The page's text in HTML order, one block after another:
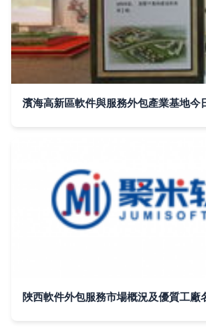
陜西軟件外包服務市場概況及優質工廠